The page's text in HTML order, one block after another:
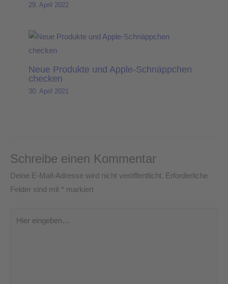
29. April 2022
Neue Produkte und Apple-Schnäppchen
checken
30. April 2021
Schreibe einen Kommentar
Deine E-Mail-Adresse wird nicht veröffentlicht. Erforderliche
Felder sind mit * markiert